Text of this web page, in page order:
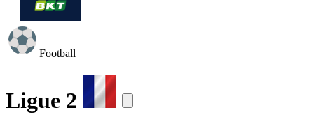
Football
Ligue 2